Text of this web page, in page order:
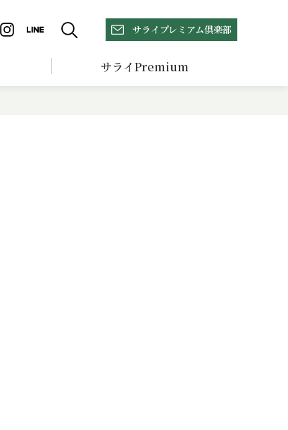
サライプレミアム倶楽部
サライPremium